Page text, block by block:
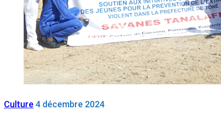
Culture 4 décembre 2024